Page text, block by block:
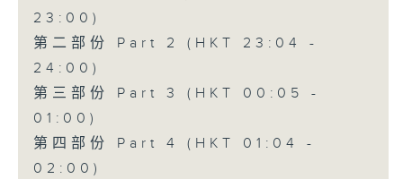
23:00)
第二部份 Part 2 (HKT 23:04 -
24:00)
第三部份 Part 3 (HKT 00:05 -
01:00)
第四部份 Part 4 (HKT 01:04 -
02:00)